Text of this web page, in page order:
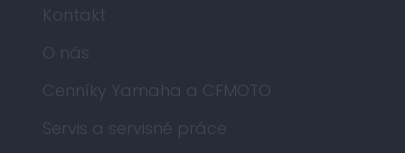
Kontakt
O nás
Cenníky Yamaha a CFMOTO
Servis a servisné práce